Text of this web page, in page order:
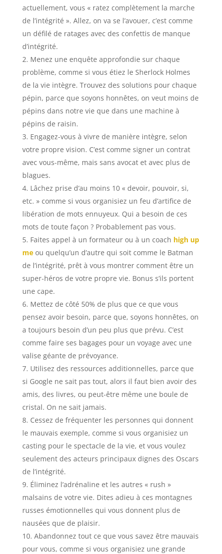
actuellement, vous « ratez complètement la marche
de l’intégrité ». Allez, on va se l’avouer, c’est comme
un défilé de ratages avec des confettis de manque
d’intégrité.
Menez une enquête approfondie sur chaque
problème, comme si vous étiez le Sherlock Holmes
de la vie intègre. Trouvez des solutions pour chaque
pépin, parce que soyons honnêtes, on veut moins de
pépins dans notre vie que dans une machine à
pépins de raisin.
Engagez-vous à vivre de manière intègre, selon
votre propre vision. C’est comme signer un contrat
avec vous-même, mais sans avocat et avec plus de
blagues.
Lâchez prise d’au moins 10 « devoir, pouvoir, si,
etc. » comme si vous organisiez un feu d’artifice de
libération de mots ennuyeux. Qui a besoin de ces
mots de toute façon ? Probablement pas vous.
Faites appel à un formateur ou à un coach high up
meou quelqu’un d’autre qui soit comme le Batman
de l’intégrité, prêt à vous montrer comment être un
super-héros de votre propre vie. Bonus s’ils portent
une cape.
Mettez de côté 50% de plus que ce que vous
pensez avoir besoin, parce que, soyons honnêtes, on
a toujours besoin d’un peu plus que prévu. C’est
comme faire ses bagages pour un voyage avec une
valise géante de prévoyance.
Utilisez des ressources additionnelles, parce que
si Google ne sait pas tout, alors il faut bien avoir des
amis, des livres, ou peut-être même une boule de
cristal. On ne sait jamais.
Cessez de fréquenter les personnes qui donnent
le mauvais exemple, comme si vous organisiez un
casting pour le spectacle de la vie, et vous voulez
seulement des acteurs principaux dignes des Oscars
de l’intégrité.
Éliminez l’adrénaline et les autres « rush »
malsains de votre vie. Dites adieu à ces montagnes
russes émotionnelles qui vous donnent plus de
nausées que de plaisir.
Abandonnez tout ce que vous savez être mauvais
pour vous, comme si vous organisiez une grande